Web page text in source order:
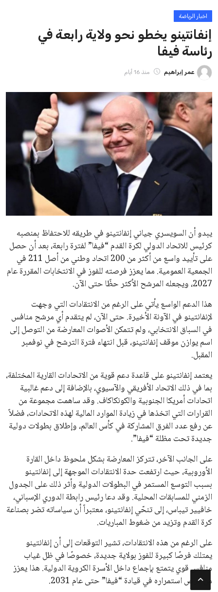
ايوا مصر
الاخبار الشائعة
إنفانتينو يخطو نحو ولاية رابعة في رئاسة فيفا
عمر إبراهيم
مستثمر هندي بريطاني يسعى لامتلاك حصة
عمر إبراهيم 22 يوليو 2026
تحقق من قهوتك المغشوشة 7 علامات تدل
على جودتها قبل أول رشفة
خالد فؤاد 18 يوليو 2026
القائمة البريدية
انضم إلى قائمة المشتركين لدينا لتحصل على أحدث الأخبار، التحديثات
والعروض الخاصة مباشرة في صندوق بريدك
اشتراك
جميع الحقوق محفوظة لموقعنا ايوا مصر